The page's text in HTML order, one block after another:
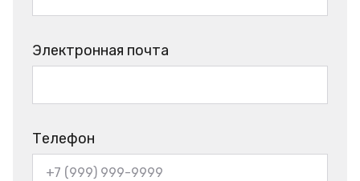
Электронная почта
Телефон